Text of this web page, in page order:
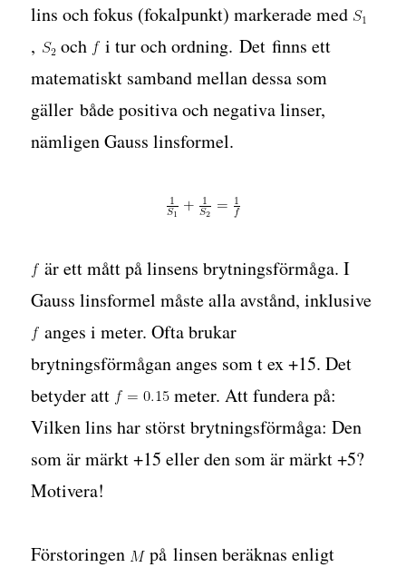
lins och fokus (fokalpunkt) markerade med
,
och
i tur och ordning. Det finns ett
matematiskt samband mellan dessa som
gäller både positiva och negativa linser,
nämligen Gauss linsformel.
är ett mått på linsens brytningsförmåga. I
Gauss linsformel måste alla avstånd, inklusive
anges i meter. Ofta brukar
brytningsförmågan anges som t ex +15. Det
betyder att
meter. Att fundera på:
Vilken lins har störst brytningsförmåga: Den
som är märkt +15 eller den som är märkt +5?
Motivera!
Förstoringen på linsen beräknas enligt